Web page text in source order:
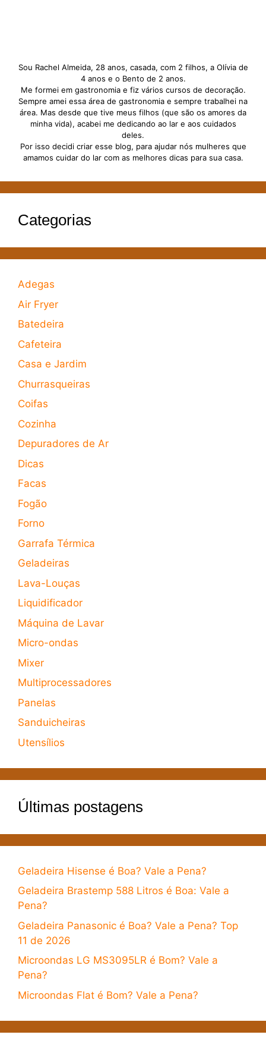
Sou Rachel Almeida, 28 anos, casada, com 2 filhos, a Olívia de
4 anos e o Bento de 2 anos.
Me formei em gastronomia e fiz vários cursos de decoração.
Sempre amei essa área de gastronomia e sempre trabalhei na
área. Mas desde que tive meus filhos (que são os amores da
minha vida), acabei me dedicando ao lar e aos cuidados
deles.
Por isso decidi criar esse blog, para ajudar nós mulheres que
amamos cuidar do lar com as melhores dicas para sua casa.
Categorias
Adegas
Air Fryer
Batedeira
Cafeteira
Casa e Jardim
Churrasqueiras
Coifas
Cozinha
Depuradores de Ar
Dicas
Facas
Fogão
Forno
Garrafa Térmica
Geladeiras
Lava-Louças
Liquidificador
Máquina de Lavar
Micro-ondas
Mixer
Multiprocessadores
Panelas
Sanduicheiras
Utensílios
Últimas postagens
Geladeira Hisense é Boa? Vale a Pena?
Geladeira Brastemp 588 Litros é Boa: Vale a
Pena?
Geladeira Panasonic é Boa? Vale a Pena? Top
11 de 2026
Microondas LG MS3095LR é Bom? Vale a
Pena?
Microondas Flat é Bom? Vale a Pena?